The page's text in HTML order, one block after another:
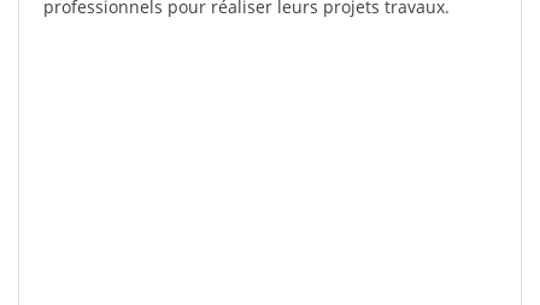
professionnels pour réaliser leurs projets travaux.